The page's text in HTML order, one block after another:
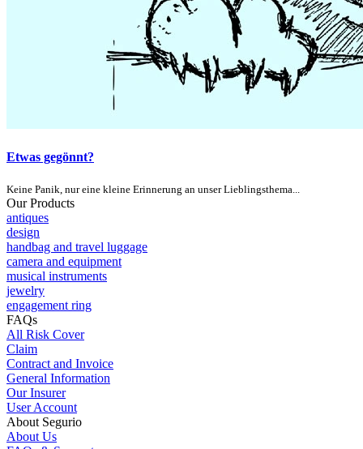
Etwas gegönnt?
Keine Panik, nur eine kleine Erinnerung an unser Lieblingsthema...
Our Products
antiques
design
handbag and travel luggage
camera and equipment
musical instruments
jewelry
engagement ring
FAQs
All Risk Cover
Claim
Contract and Invoice
General Information
Our Insurer
User Account
About Segurio
About Us